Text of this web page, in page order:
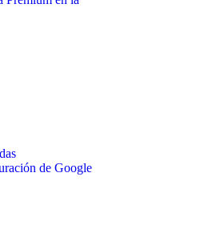
de Google